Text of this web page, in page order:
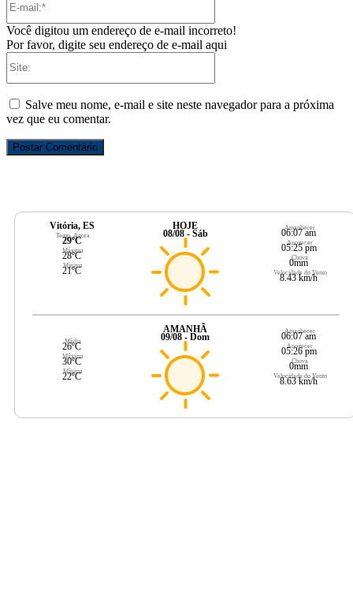
Você digitou um endereço de e-mail incorreto!
Por favor, digite seu endereço de e-mail aqui
Salve meu nome, e-mail e site neste navegador para a próxima
vez que eu comentar.
Vitória, ES
Temp. Agora
29ºC
Máxima
28ºC
Mínima
21ºC
HOJE
08/08 - Sáb
Amanhecer
06:07 am
Anoitecer
05:25 pm
Chuva
0mm
Velocidade do Vento
8.43 km/h
Média
26ºC
Máxima
30ºC
Mínima
22ºC
AMANHÃ
09/08 - Dom
Amanhecer
06:07 am
Anoitecer
05:26 pm
Chuva
0mm
Velocidade do Vento
8.63 km/h